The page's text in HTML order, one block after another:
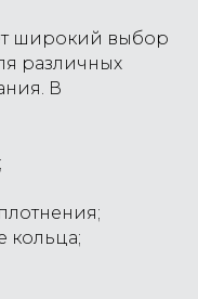
широкий выбор
различных
В
кольца;